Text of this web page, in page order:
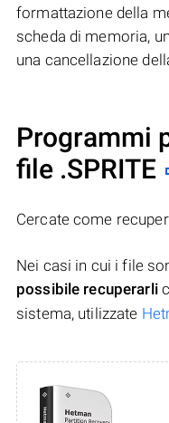
formattazione della
scheda di memoria,
una cancellazione
Programmi
file .SPRITE
Cercate come
Nei casi in cui i file
possibile recuperarli
sistema, utilizzate